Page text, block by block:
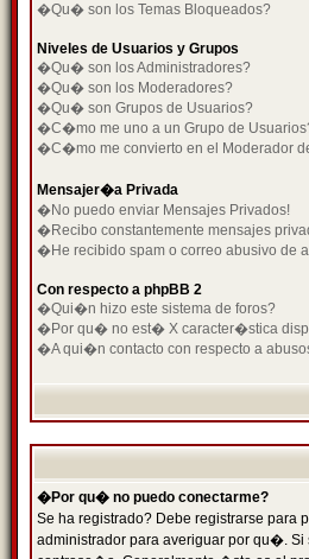
�Qu� son los Temas Bloqueados?
Niveles de Usuarios y Grupos
�Qu� son los Administradores?
�Qu� son los Moderadores?
�Qu� son Grupos de Usuarios?
�C�mo me uno a un Grupo de
�C�mo me convierto en el Moderador
Mensajer�a Privada
�No puedo enviar Mensajes Privados!
�Recibo constantemente mensajes
�He recibido spam o correo abusivo de
Con respecto a phpBB 2
�Qui�n hizo este sistema de foros?
�Por qu� no est� X caracter�stica
�A qui�n contacto con respecto a
�Por qu� no puedo conectarme?
Se ha registrado? Debe registrarse
administrador para averiguar por qu�.